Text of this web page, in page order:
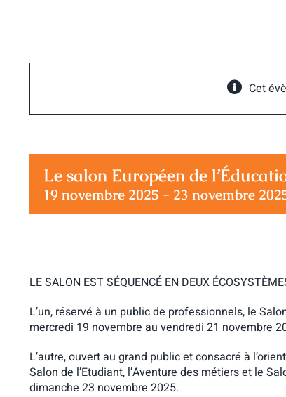
Cet
Le salon Européen de
19 novembre 2025 - 23 novembre
LE SALON EST SÉQUENCÉ EN DEUX
L’un, réservé à un public de professionnels, le
mercredi 19 novembre au vendredi 21 novembre
L’autre, ouvert au grand public et consacré à
Salon de l’Etudiant, l’Aventure des métiers et le
dimanche 23 novembre 2025.